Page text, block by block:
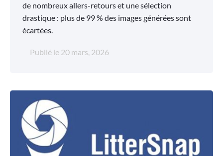
de nombreux allers-retours et une sélection
drastique : plus de 99 % des images générées sont
écartées.
Publié le 20 mars, 2026